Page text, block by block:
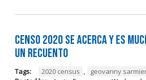
Censo 2020 se Acerca y es
un Recuento
Tags: 2020 census ,
geovanny